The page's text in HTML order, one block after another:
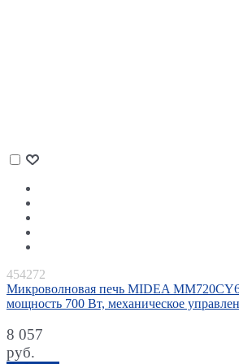
454272
Микроволновая печь MIDEA
мощность 700 Вт, механическое
8 057
руб.